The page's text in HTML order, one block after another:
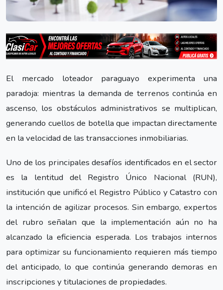
El mercado loteador paraguayo experimenta una
paradoja: mientras la demanda de terrenos continúa en
ascenso, los obstáculos administrativos se multiplican,
generando cuellos de botella que impactan directamente
en la velocidad de las transacciones inmobiliarias.
Uno de los principales desafíos identificados en el sector
es la lentitud del Registro Único Nacional (RUN),
institución que unificó el Registro Público y Catastro con
la intención de agilizar procesos. Sin embargo, expertos
del rubro señalan que la implementación aún no ha
alcanzado la eficiencia esperada. Los trabajos internos
para optimizar su funcionamiento requieren más tiempo
del anticipado, lo que continúa generando demoras en
inscripciones y titulaciones de propiedades.